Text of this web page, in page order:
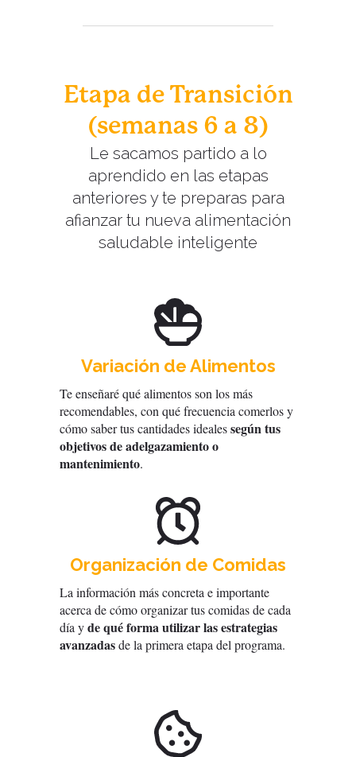
Etapa de Transición
(semanas 6 a 8)
Le sacamos partido a lo
aprendido en las etapas
anteriores y te preparas para
afianzar tu nueva alimentación
saludable inteligente
Variación de Alimentos
Te enseñaré qué alimentos son los más
recomendables, con qué frecuencia comerlos y
cómo saber tus cantidades idealessegún tus
objetivos de adelgazamiento o
mantenimiento.
Organización de Comidas
La información más concreta e importante
acerca de cómo organizar tus comidas de cada
día yde qué forma utilizar las estrategias
avanzadasde la primera etapa del programa.